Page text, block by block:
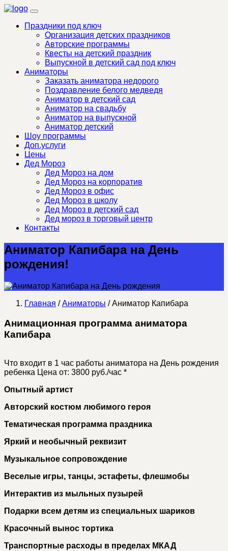
Праздники под ключ
Организация детских праздников
Авторские программы
Квесты на детский праздник
Выпускной в детский сад под ключ
Аниматоры
Заказать аниматора недорого
Поздравление белого медведя
Аниматор в детский сад
Аниматор на свадьбу
Аниматор на выпускной
Аниматор детский
Шоу программы
Доп.услуги
Цены
Дед Мороз
Дед Мороз на дом
Дед Мороз на корпоратив
Дед Мороз в офис
Дед Мороз в школу
Дед Мороз в детский сад
Дед мороз в торговый центр
Контакты
Аниматор Капибара на День
рождения!
Главная /Аниматоры / Аниматор Капибара
Анимационная программа аниматора
Капибара
Что входит в 1 час работы аниматора на День рождения
ребенка Цена от: 3800 руб./час *
Опытный артист
Авторский костюм любимого героя
Тематическая программа праздника
Яркий и необычный реквизит
Музыкальное сопровождение
Веселые игры, танцы, эстафеты, флешмобы
Интерактив из мыльных пузырей
Подарки всем детям из специальных шариков
Красочный вынос тортика
Транспортные расходы в пределах МКАД